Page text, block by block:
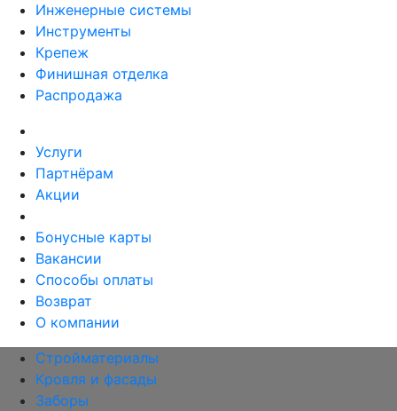
Инженерные системы
Инструменты
Крепеж
Финишная отделка
Распродажа
Услуги
Партнёрам
Акции
Бонусные карты
Вакансии
Способы оплаты
Возврат
О компании
Стройматериалы
Кровля и фасады
Заборы